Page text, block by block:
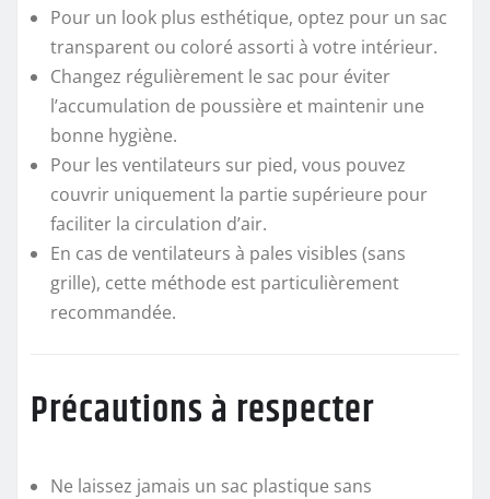
Pour un look plus esthétique, optez pour un sac
transparent ou coloré assorti à votre intérieur.
Changez régulièrement le sac pour éviter
l’accumulation de poussière et maintenir une
bonne hygiène.
Pour les ventilateurs sur pied, vous pouvez
couvrir uniquement la partie supérieure pour
faciliter la circulation d’air.
En cas de ventilateurs à pales visibles (sans
grille), cette méthode est particulièrement
recommandée.
Précautions à respecter
Ne laissez jamais un sac plastique sans